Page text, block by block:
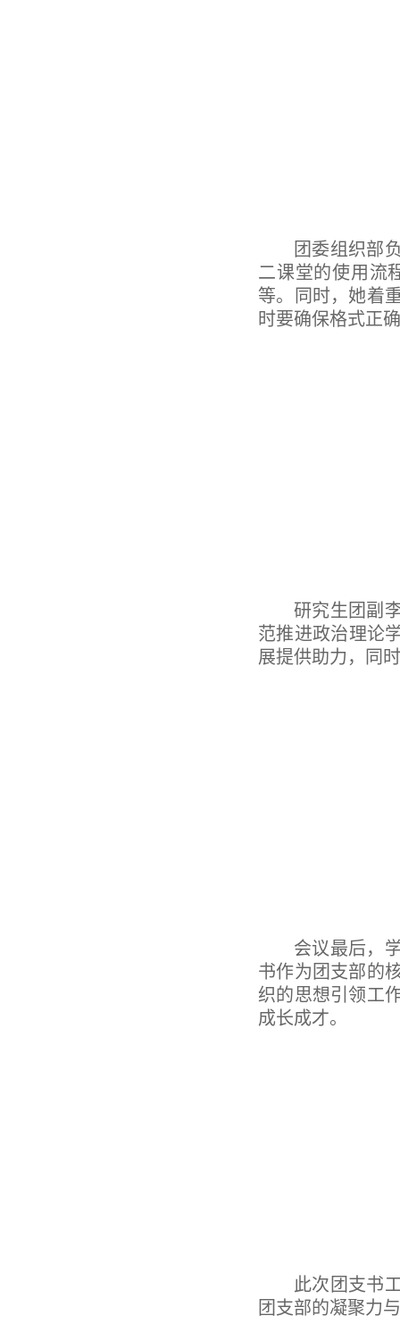
团委组织部
二课堂的使用流
等。同时，她着
时要确保格式正
研究生 团副
范推进政治理论
展提供助力 ， 同
会议最后，
书作为团支部的
织的思想引领工
成长成才。
此次团支书
团支部的凝聚力